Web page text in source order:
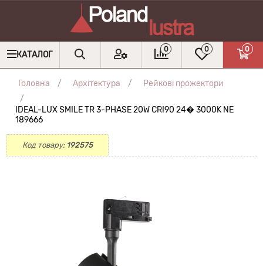
КАТАЛОГ
0 0 0
Головна Архітектура Рейкові прожектори
IDEAL-LUX SMILE TR 3-PHASE 20W CRI90 24� 3000K NE
189666
Код товару: 192575